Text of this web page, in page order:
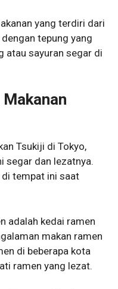
yang terdiri dari
tepung yang
atau sayuran segar di
Tsukiji di Tokyo,
segar dan lezatnya.
tempat ini saat
adalah kedai ramen
makan ramen
di beberapa kota
ramen yang lezat.